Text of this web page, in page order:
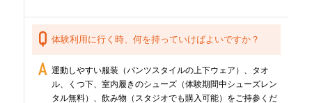
体験利用に行く時、何を持っていけばよいですか？
運動しやすい服装（パンツスタイルの上下ウェア）、タオ
ル、くつ下、室内履きのシューズ（体験期間中シューズレン
タル無料）、飲み物（スタジオでも購入可能）をご持参くだ